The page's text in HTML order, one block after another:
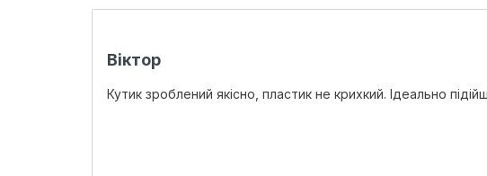
Віктор
Кутик зроблений якісно, пластик не крихкий. Ідеально